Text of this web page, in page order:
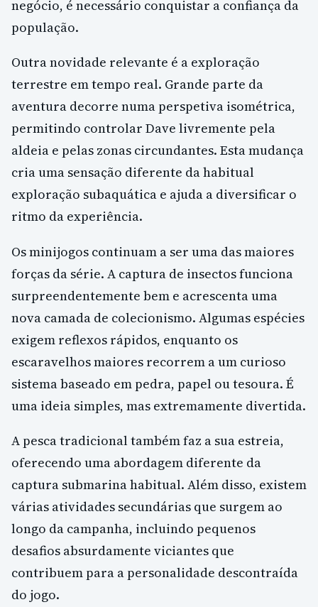
negócio, é necessário conquistar a confiança da
população.
Outra novidade relevante é a exploração
terrestre em tempo real. Grande parte da
aventura decorre numa perspetiva isométrica,
permitindo controlar Dave livremente pela
aldeia e pelas zonas circundantes. Esta mudança
cria uma sensação diferente da habitual
exploração subaquática e ajuda a diversificar o
ritmo da experiência.
Os minijogos continuam a ser uma das maiores
forças da série. A captura de insectos funciona
surpreendentemente bem e acrescenta uma
nova camada de colecionismo. Algumas espécies
exigem reflexos rápidos, enquanto os
escaravelhos maiores recorrem a um curioso
sistema baseado em pedra, papel ou tesoura. É
uma ideia simples, mas extremamente divertida.
A pesca tradicional também faz a sua estreia,
oferecendo uma abordagem diferente da
captura submarina habitual. Além disso, existem
várias atividades secundárias que surgem ao
longo da campanha, incluindo pequenos
desafios absurdamente viciantes que
contribuem para a personalidade descontraída
do jogo.